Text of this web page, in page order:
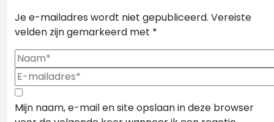
Je e-mailadres wordt niet gepubliceerd. Vereiste
velden zijn gemarkeerd met *
Mijn naam, e-mail en site opslaan in deze browser